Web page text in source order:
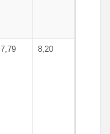
7,79 8,20